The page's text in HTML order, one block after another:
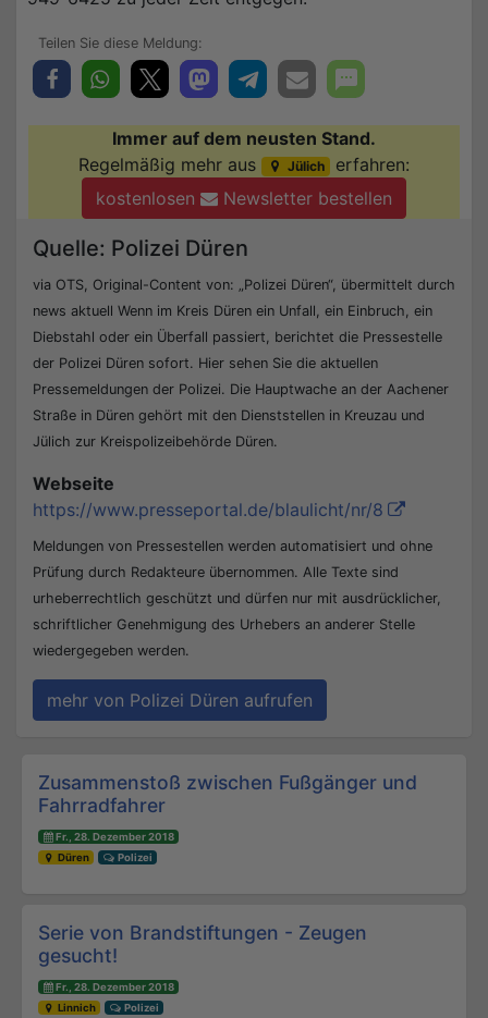
Immer auf dem neusten Stand.
Regelmäßig mehr aus
Jülich erfahren:
kostenlosen
Newsletter bestellen
Quelle: Polizei Düren
via OTS, Original-Content von: „Polizei Düren“, übermittelt durch
news aktuell Wenn im Kreis Düren ein Unfall, ein Einbruch, ein
Diebstahl oder ein Überfall passiert, berichtet die Pressestelle
der Polizei Düren sofort. Hier sehen Sie die aktuellen
Pressemeldungen der Polizei. Die Hauptwache an der Aachener
Straße in Düren gehört mit den Dienststellen in Kreuzau und
Jülich zur Kreispolizeibehörde Düren.
Webseite
https://www.presseportal.de/blaulicht/nr/8
Meldungen von Pressestellen werden automatisiert und ohne
Prüfung durch Redakteure übernommen. Alle Texte sind
urheberrechtlich geschützt und dürfen nur mit ausdrücklicher,
schriftlicher Genehmigung des Urhebers an anderer Stelle
wiedergegeben werden.
mehr von Polizei Düren aufrufen
Beitrags-Navigation
Zusammenstoß zwischen Fußgänger und
Fahrradfahrer
Fr., 28. Dezember 2018
Düren
Polizei
Serie von Brandstiftungen - Zeugen
gesucht!
Fr., 28. Dezember 2018
Linnich
Polizei